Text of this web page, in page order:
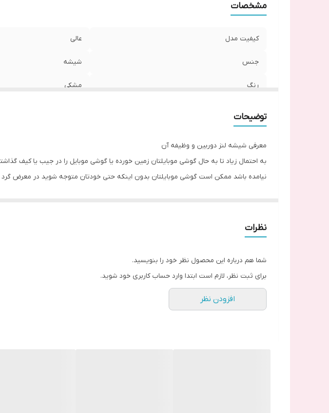
مشخصات
کیفیت مدل عالی
جنس شیشه
رنگ مشکی
توضیحات
معرفی شیشه لنز دوربین و وظیفه آن
به احتمال زیاد تا به حال گوشی موبایلتان زمین خورده یا گوشی موبایل را در جیب یا کیف
نیامده باشد ممکن است گوشی موبایلتان بدون اینکه حتی خودتان متوجه شوید در معرض گرد
تفاوت اصلی و تقلبی بودن شیشه های دوربین را چگونه بفهمیم و جنس اصلی را از کجا تهیه
همانند دیگر اجناس بازار، شیشه های دوربین دارای جنس اصل و تقلبی هستند و قطعا اگر
کوچک ترین ضربه آسیب می بینند. بنابراین هنگام خرید به جنس شیشه دوربین دقت کنید.
نظرات
شما هم درباره این محصول نظر خود را بنویسید.
برای ثبت نظر، لازم است ابتدا وارد حساب کاربری خود شوید.
افزودن نظر